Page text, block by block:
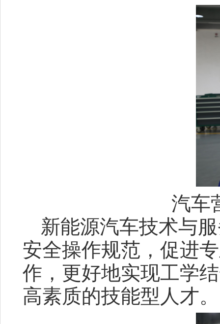
汽车
新能源汽车技术与
安全操作规范，促进
作，更好地实现工学
高素质的技能型人才。